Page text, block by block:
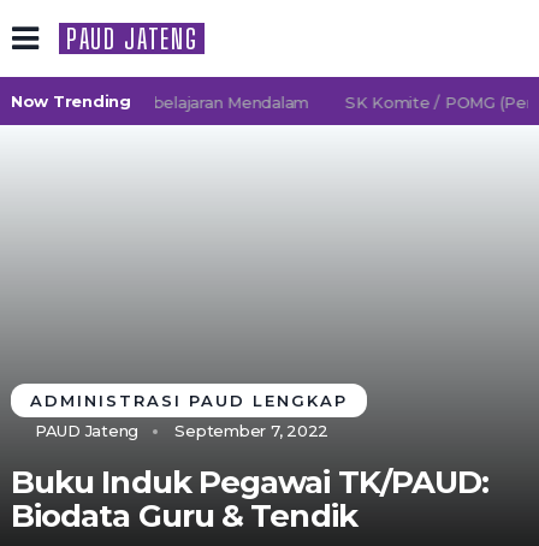
PAUD JATENG
Now Trending
2027 TK Pembelajaran Mendalam SK Komite / POMG
ADMINISTRASI PAUD LENGKAP
PAUD Jateng
September 7, 2022
Buku Induk Pegawai TK/PAUD:
Biodata Guru & Tendik